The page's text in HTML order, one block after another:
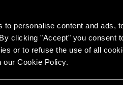
personalise content and ads,
clicking "Accept" you consent
or to refuse the use of all
our Cookie Policy.